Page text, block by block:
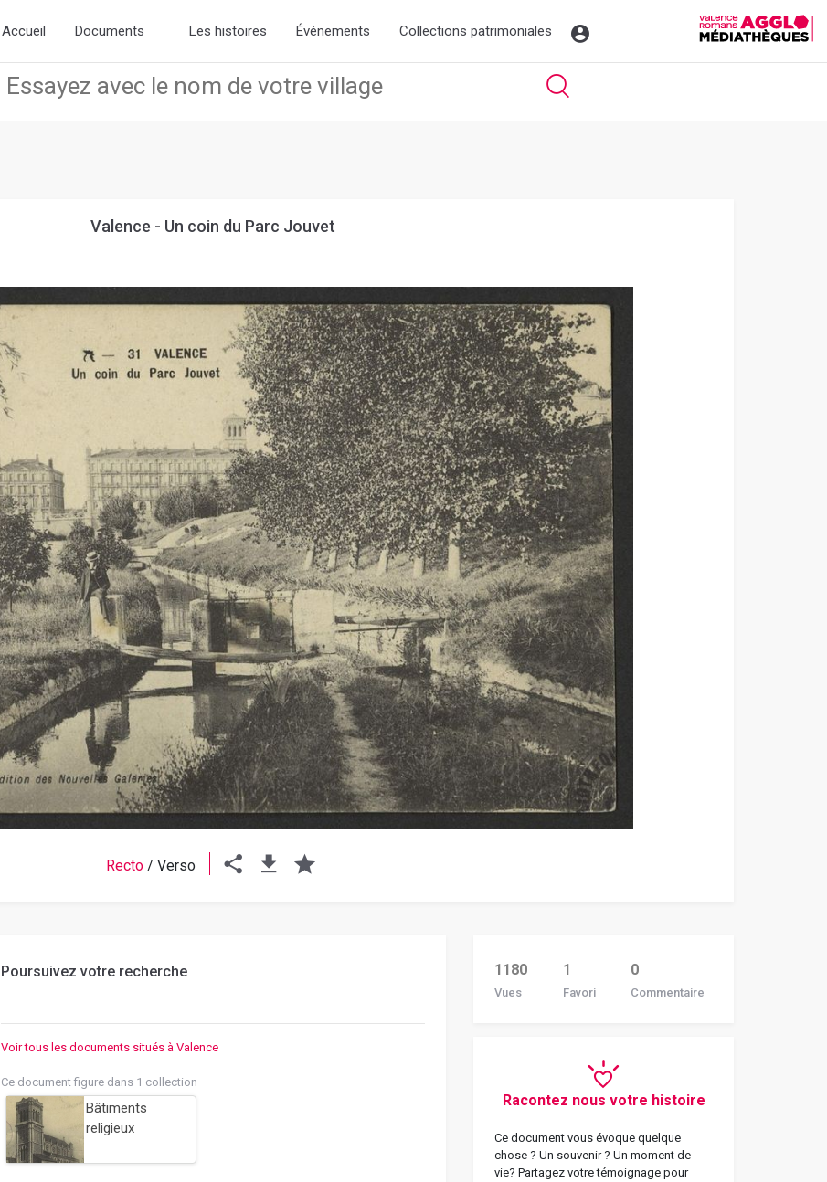
Accueil Documents Les histoires Événements Collections patrimoniales
Valence - Un coin du Parc Jouvet
Recto/ Verso
Poursuivez votre recherche
Voir tous les documents situés à Valence
Ce document figure dans 1 collection
Bâtiments
religieux
1180
Vues
1
Favori
0
Commentaire
Racontez nous votre histoire
Ce document vous évoque quelque
chose ? Un souvenir ? Un moment de
vie? Partagez votre témoignage pour